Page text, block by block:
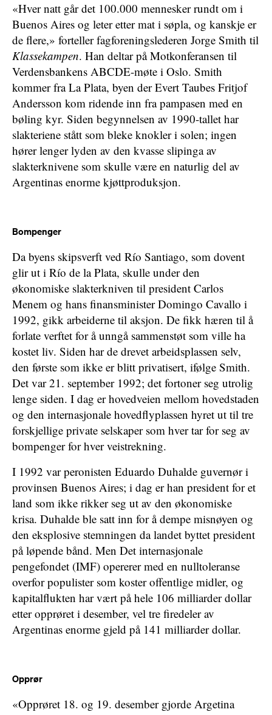
«Hver natt går det 100.000 mennesker rundt om i
Buenos Aires og leter etter mat i søpla, og kanskje er
de flere,» forteller fagforeningslederen Jorge Smith til
Klassekampen. Han deltar på Motkonferansen til
Verdensbankens ABCDE-møte i Oslo. Smith
kommer fra La Plata, byen der Evert Taubes Fritjof
Andersson kom ridende inn fra pampasen med en
bøling kyr. Siden begynnelsen av 1990-tallet har
slakteriene stått som bleke knokler i solen; ingen
hører lenger lyden av den kvasse slipinga av
slakterknivene som skulle være en naturlig del av
Argentinas enorme kjøttproduksjon.
Bompenger
Da byens skipsverft ved Río Santiago, som dovent
glir ut i Río de la Plata, skulle under den
økonomiske slakterkniven til president Carlos
Menem og hans finansminister Domingo Cavallo i
1992, gikk arbeiderne til aksjon. De fikk hæren til å
forlate verftet for å unngå sammenstøt som ville ha
kostet liv. Siden har de drevet arbeidsplassen selv,
den første som ikke er blitt privatisert, ifølge Smith.
Det var 21. september 1992; det fortoner seg utrolig
lenge siden. I dag er hovedveien mellom hovedstaden
og den internasjonale hovedflyplassen hyret ut til tre
forskjellige private selskaper som hver tar for seg av
bompenger for hver veistrekning.
I 1992 var peronisten Eduardo Duhalde guvernør i
provinsen Buenos Aires; i dag er han president for et
land som ikke rikker seg ut av den økonomiske
krisa. Duhalde ble satt inn for å dempe misnøyen og
den eksplosive stemningen da landet byttet president
på løpende bånd. Men Det internasjonale
pengefondet (IMF) opererer med en nulltoleranse
overfor populister som koster offentlige midler, og
kapitalflukten har vært på hele 106 milliarder dollar
etter opprøret i desember, vel tre firedeler av
Argentinas enorme gjeld på 141 milliarder dollar.
Opprør
«Opprøret 18. og 19. desember gjorde Argetina